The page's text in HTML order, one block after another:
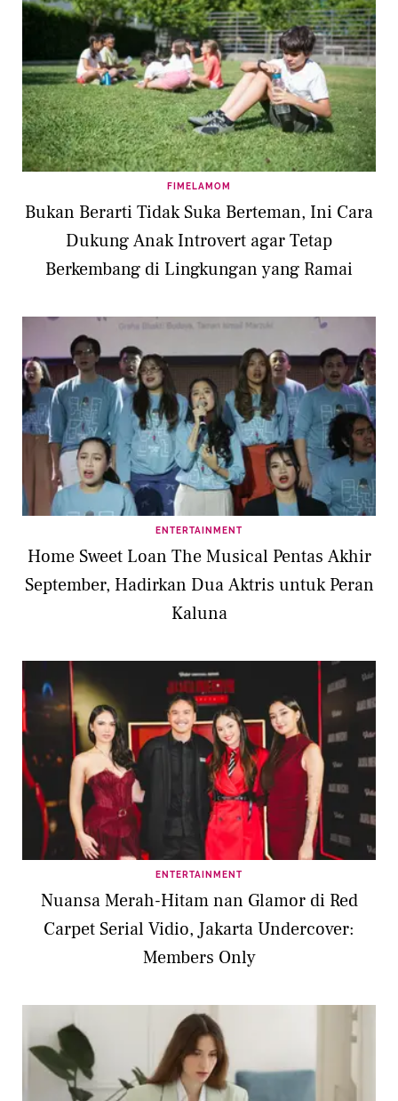
FIMELAMOM
Bukan Berarti Tidak Suka Berteman, Ini Cara
Dukung Anak Introvert agar Tetap
Berkembang di Lingkungan yang Ramai
ENTERTAINMENT
Home Sweet Loan The Musical Pentas Akhir
September, Hadirkan Dua Aktris untuk Peran
Kaluna
ENTERTAINMENT
Nuansa Merah-Hitam nan Glamor di Red
Carpet Serial Vidio, Jakarta Undercover:
Members Only